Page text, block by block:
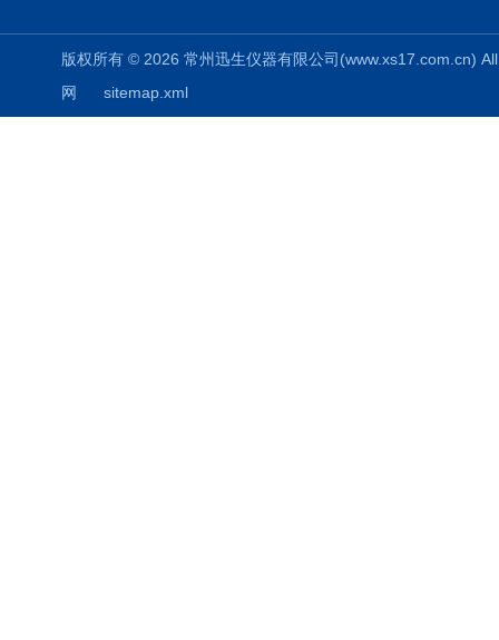
版权所有 © 2026 常州迅生仪器有限公司
网
sitemap.xml